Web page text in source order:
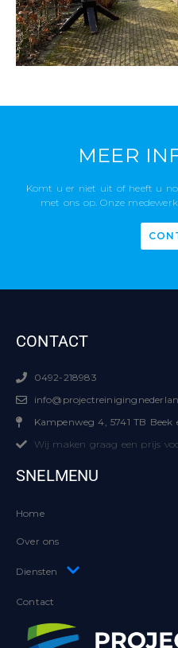
MEER
Komt u er niet uit of heeft u
met ons op. Onze
SNELMENU
Home
Over ons
Diensten
Contact
CONTACT
0492-218983
Kampenweg 4, 5741 TB Beek
Wij maken graag een prijs